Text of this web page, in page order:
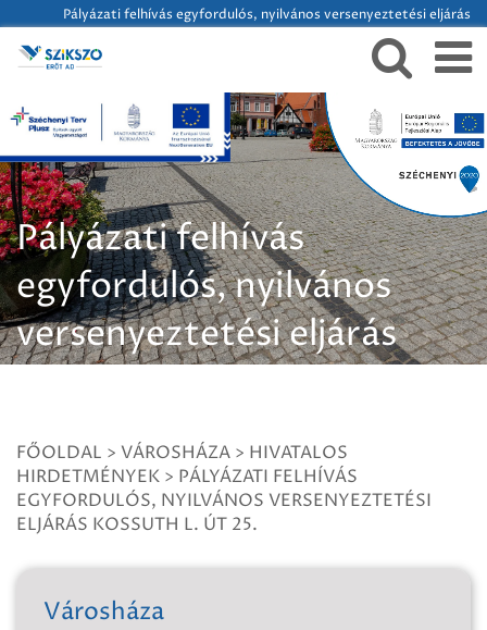
Pályázati felhívás egyfordulós, nyilvános versenyeztetési eljárás
Pályázati felhívás
egyfordulós, nyilvános
versenyeztetési eljárás
FŐOLDAL > VÁROSHÁZA > HIVATALOS
HIRDETMÉNYEK > PÁLYÁZATI FELHÍVÁS
EGYFORDULÓS, NYILVÁNOS VERSENYEZTETÉSI
ELJÁRÁS KOSSUTH L. ÚT 25.
Városháza